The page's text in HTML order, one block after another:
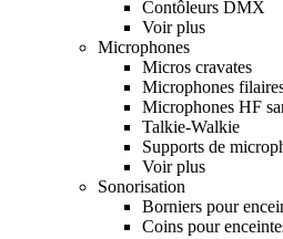
Contôleurs DMX
Voir plus
Microphones
Micros cravates
Microphones
Microphones HF
Talkie-Walkie
Supports de
Voir plus
Sonorisation
Borniers pour
Coins pour